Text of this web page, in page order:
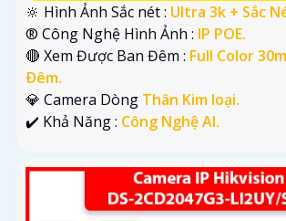
🔆 Hình Ảnh Sắc nét : Ultra 3k + Sắc
®️ Công Nghệ Hình Ảnh : IP POE.
🔴 Xem Được Ban Đêm : Full Color
Ðêm.
💎 Camera Dòng Thân Kim loại.
️✔️ Khả Năng : Công Nghệ AI.